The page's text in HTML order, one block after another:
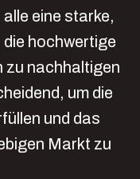
eine starke,
hochwertige
zu nachhaltigen
um die
und das
Markt zu